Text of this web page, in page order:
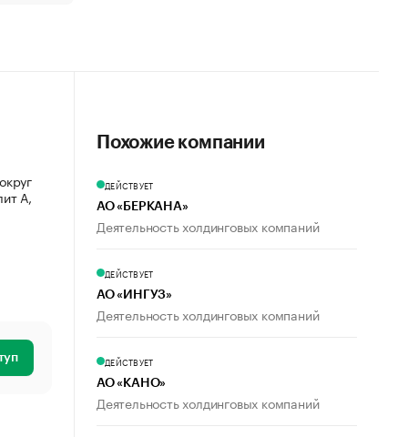
А,
Похожие компании
ДЕЙСТВУЕТ
АО «БЕРКАНА»
Деятельность холдинговых компаний
ДЕЙСТВУЕТ
АО «ИНГУЗ»
Деятельность холдинговых компаний
ДЕЙСТВУЕТ
АО «КАНО»
Деятельность холдинговых компаний